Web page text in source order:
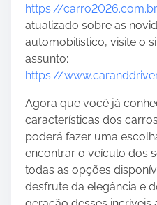
https://
atualizado sobre as
automobilístico, visite o
assunto:
https://
Agora que você já
características dos
poderá fazer uma
encontrar o veículo dos
todas as opções
desfrute da elegância e